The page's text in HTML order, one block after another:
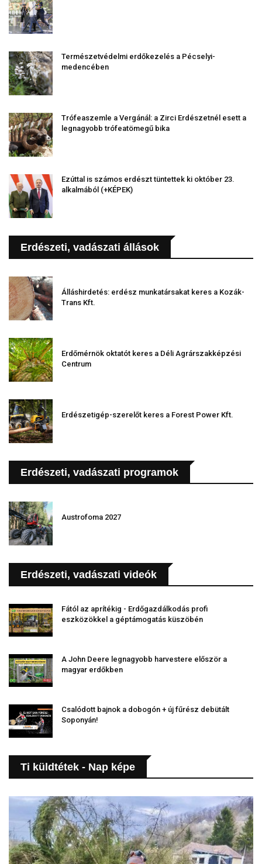
Természetvédelmi erdőkezelés a Pécselyi-
medencében
Trófeaszemle a Vergánál: a Zirci Erdészetnél esett a
legnagyobb trófeatömegű bika
Ezúttal is számos erdészt tüntettek ki október 23.
alkalmából (+KÉPEK)
Erdészeti, vadászati állások
Álláshirdetés: erdész munkatársakat keres a Kozák-
Trans Kft.
Erdőmérnök oktatót keres a Déli Agrárszakképzési
Centrum
Erdészetigép-szerelőt keres a Forest Power Kft.
Erdészeti, vadászati programok
Austrofoma 2027
Erdészeti, vadászati videók
Fától az aprítékig - Erdőgazdálkodás profi
eszközökkel a géptámogatás küszöbén
A John Deere legnagyobb harvestere először a
magyar erdőkben
Csalódott bajnok a dobogón + új fűrész debütált
Soponyán!
Ti küldtétek - Nap képe